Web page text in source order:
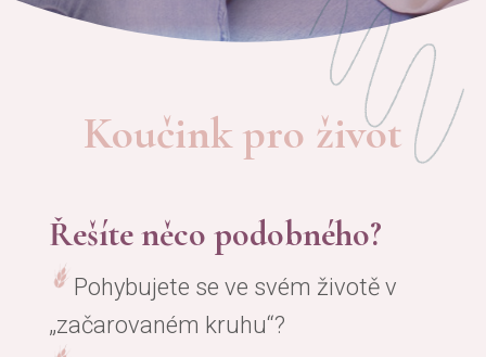
Koučink pro život
Řešíte něco podobného?
Pohybujete se ve svém životě v
„začarovaném kruhu“?